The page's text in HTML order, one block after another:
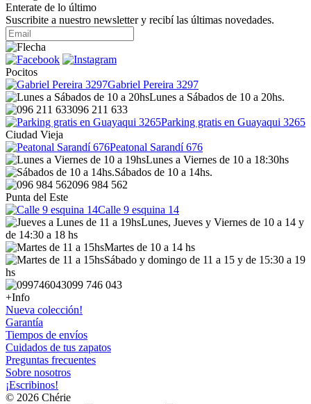
Enterate de lo último
Suscribite a nuestro newsletter y recibí las últimas novedades.
Pocitos
Gabriel Pereira 3297
Lunes a Sábados de 10 a 20hs.
096 211 633
Parking gratis en Guayaqui 3265
Ciudad Vieja
Peatonal Sarandí 676
Lunes a Viernes de 10 a 18:30hs
Sábados de 10 a 14hs.
096 984 562
Punta del Este
Calle 9 esquina 14
Lunes, Jueves y Viernes de 10 a 14 y
de 14:30 a 18 hs
Martes de 10 a 14 hs
Sábado y domingo de 11 a 15 y de 15:30 a 19
hs
099 746 043
+Info
Nueva colección!
Garantía
Tiempos de envíos
Cuidados de tus zapatos
Preguntas frecuentes
Sobre nosotros
¡Escribinos!
© 2026 Chérie